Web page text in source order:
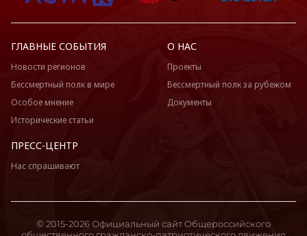
ГЛАВНЫЕ СОБЫТИЯ
Новости регионов
Бессмертный полк в мире
Особое мнение
Исторические статьи
О НАС
Проекты
Бессмертный полк за рубежом
Документы
ПРЕСС-ЦЕНТР
Нас спрашивают
© 2015-2026 Официальный сайт Общероссийского